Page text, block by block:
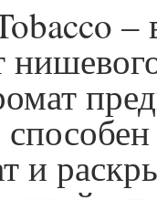
–
и